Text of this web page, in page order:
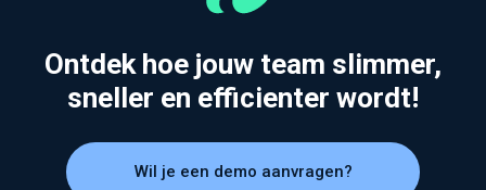
Ontdek hoe jouw team slimmer,
sneller en efficienter wordt!
Wil je een demo aanvragen?